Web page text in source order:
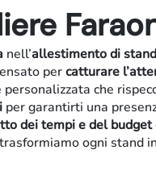
nell’allestimento di
percatturare
che
per garantirti una
dei tempi e del budget
ogni stand